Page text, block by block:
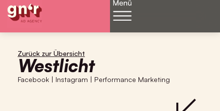
Zurück zur Übersicht
Westlicht
Facebook| Instagram | Performance Marketing